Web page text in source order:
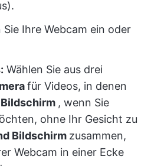
Sie Ihre Webcam ein oder
Wählen Sie aus drei
für Videos, in denen
, wenn Sie
ohne Ihr Gesicht zu
Bildschirm zusammen,
Webcam in einer Ecke